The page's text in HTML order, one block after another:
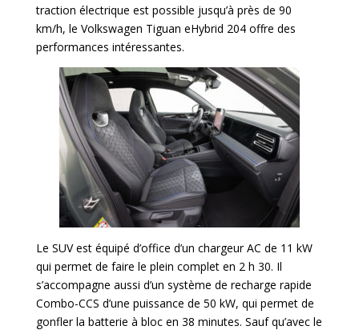
traction électrique est possible jusqu’à près de 90
km/h, le Volkswagen Tiguan eHybrid 204 offre des
performances intéressantes.
Le SUV est équipé d’office d’un chargeur AC de 11 kW
qui permet de faire le plein complet en 2 h 30. Il
s’accompagne aussi d’un système de recharge rapide
Combo-CCS d’une puissance de 50 kW, qui permet de
gonfler la batterie à bloc en 38 minutes. Sauf qu’avec le